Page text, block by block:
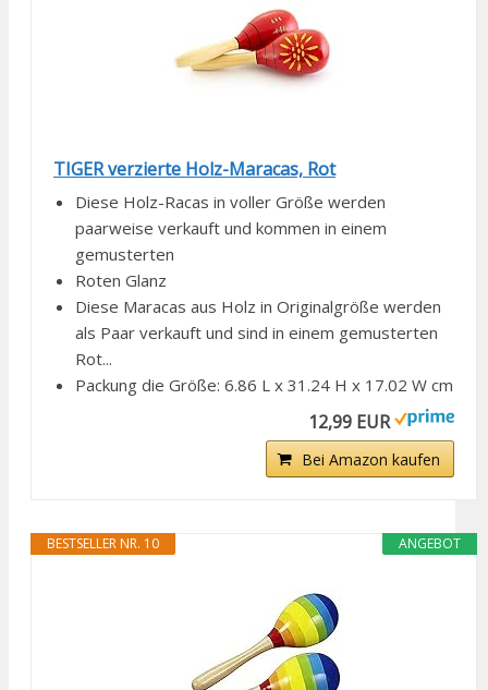
TIGER verzierte Holz-Maracas, Rot
Diese Holz-Racas in voller Größe werden
paarweise verkauft und kommen in einem
gemusterten
Roten Glanz
Diese Maracas aus Holz in Originalgröße werden
als Paar verkauft und sind in einem gemusterten
Rot...
Packung die Größe: 6.86 L x 31.24 H x 17.02 W cm
12,99 EUR
Bei Amazon kaufen
ANGEBOT
BESTSELLER NR. 10